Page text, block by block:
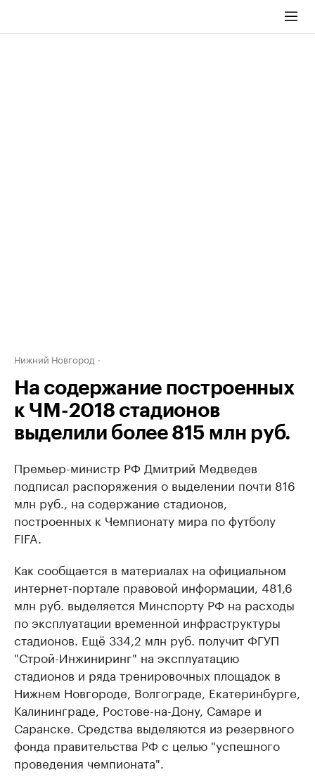
Нижний Новгород
На содержание построенных
к ЧМ-2018 стадионов
выделили более 815 млн руб.
Премьер-министр РФ Дмитрий Медведев
подписал распоряжения о выделении почти 816
млн руб., на содержание стадионов,
построенных к Чемпионату мира по футболу
FIFA.
Как сообщается в материалах на официальном
интернет-портале правовой информации, 481,6
млн руб. выделяется Минспорту РФ на расходы
по эксплуатации временной инфраструктуры
стадионов. Ещё 334,2 млн руб. получит ФГУП
"Строй-Инжиниринг" на эксплуатацию
стадионов и ряда тренировочных площадок в
Нижнем Новгороде, Волгограде, Екатеринбурге,
Калининграде, Ростове-на-Дону, Самаре и
Саранске. Средства выделяются из резервного
фонда правительства РФ с целью "успешного
проведения чемпионата".